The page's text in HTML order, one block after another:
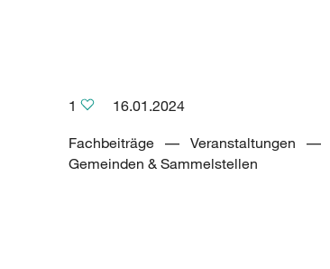
1 16.01.2024
Fachbeiträge –– Veranstaltungen
Gemeinden & Sammelstellen